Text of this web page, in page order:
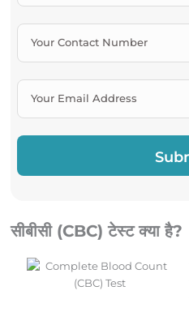
सीबीसी (CBC) टेस्ट क्या है?